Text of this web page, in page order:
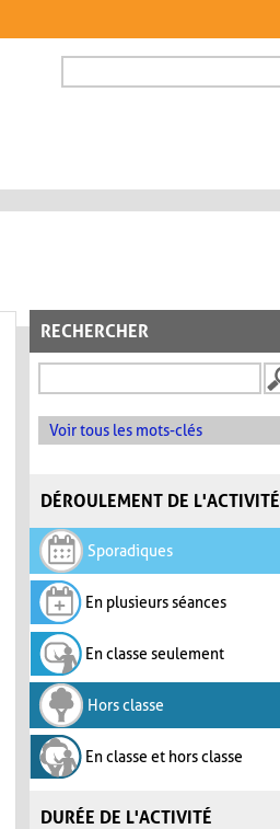
FORMULAIRE DE
RECHERCHER
Voir tous les mots-clés
DÉROULEMENT DE L'ACTIVITÉ
Sporadiques
En plusieurs séances
En classe seulement
Hors classe
En classe et hors classe
DURÉE DE L'ACTIVITÉ